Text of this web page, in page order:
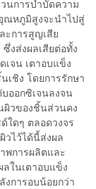
นการบำบัดความ
ณหภูมิสูงจะนำไปสู่
ะการสูญเสีย
งส่งผลเสียต่อทั้ง
จน เตาอบแข็ง
ชิง โดยการรักษา
ออกซิเจนลงจน
ผิวของชิ้นส่วนคง
ใดๆ ตลอดวงจร
ไว้ได้นี้ส่งผล
พการผลิตและ
ในเตาอบแข็ง
การอบน้อยกว่า